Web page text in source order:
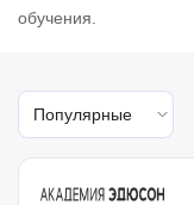
обучения.
Популярные